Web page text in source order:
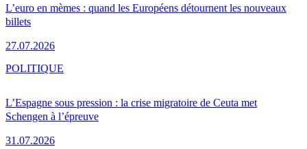
L’euro en mèmes : quand les Européens détournent les nouveaux
billets
27.07.2026
L’Espagne sous pression : la crise migratoire de Ceuta met
Schengen à l’épreuve
31.07.2026
POLITIQUE